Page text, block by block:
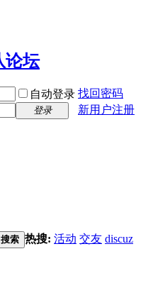
自动登录 找回密码
登录
新用户注册
搜索 热搜: 活动 交友 discuz